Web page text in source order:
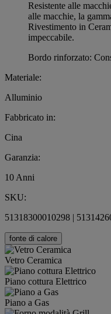
Resistente alle
alle macchie, la
Rivestimento in
impeccabile.
Bordo rinforzato:
Materiale:
Alluminio
Fabbricato in:
Cina
Garanzia:
10 Anni
SKU:
51318300010298 |
fonte di calore
Vetro Ceramica
Piano cottura Elettrico
Piano a Gas